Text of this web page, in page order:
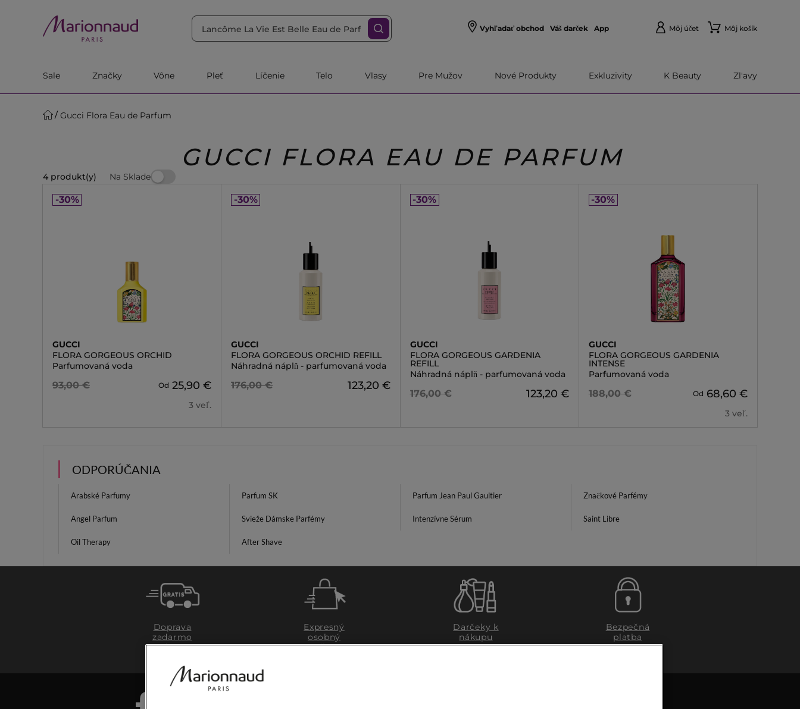
Vyhľadať obchod Váš darček App Môj účet Môj košík
Sale Značky Vône Pleť Líčenie Telo Vlasy Pre Mužov Nové Produkty Exkluzivity K Beauty Zl'avy
Gucci Flora Eau de Parfum
GUCCI FLORA EAU DE PARFUM
4 produkt(y) Na Sklade
-30%
GUCCI
FLORA GORGEOUS ORCHID
Parfumovaná voda
93,00 € Od 25,90 €
3 veľ.
-30%
GUCCI
FLORA GORGEOUS ORCHID REFILL
Náhradná náplň - parfumovaná voda
176,00 € 123,20 €
-30%
GUCCI
FLORA GORGEOUS GARDENIA
REFILL
Náhradná náplň - parfumovaná voda
176,00 € 123,20 €
-30%
GUCCI
FLORA GORGEOUS GARDENIA
INTENSE
Parfumovaná voda
188,00 € Od 68,60 €
3 veľ.
ODPORÚČANIA
Arabské Parfumy Parfum SK Parfum Jean Paul Gaultier Značkové Parfémy
Angel Parfum Svieže Dámske Parfémy Intenzívne Sérum Saint Libre
Oil Therapy After Shave
Doprava
zadarmo
nad €39,-
Expresný
osobný
odber
Darčeky k
nákupu
Bezpečná
platba